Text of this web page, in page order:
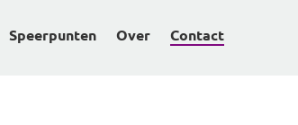
Speerpunten Over Contact